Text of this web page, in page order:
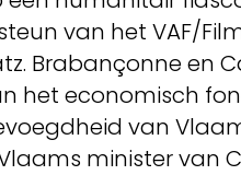
van het VAF/
Brabançonne en
het economisch
van
minister van